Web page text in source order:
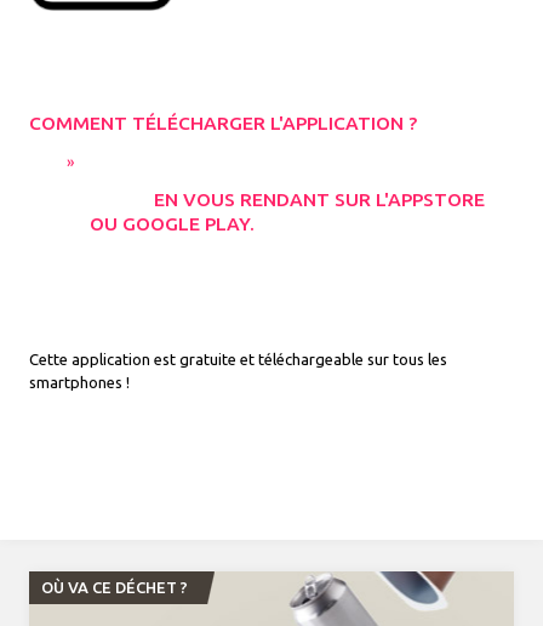
COMMENT TÉLÉCHARGER L'APPLICATION ?
EN VOUS RENDANT SUR L'APPSTORE
OU GOOGLE PLAY.
Cette application est gratuite et téléchargeable sur tous les
smartphones !
OÙ VA CE DÉCHET ?